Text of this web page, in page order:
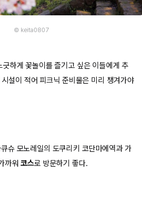
© keita0807
하게 꽃놀이를 즐기고 싶은 이들에게 추
설이 적어 피크닉 준비물은 미리 챙겨가야
슈 모노레일의 도쿠리키 코단마에역과 가
까워코스로 방문하기 좋다.